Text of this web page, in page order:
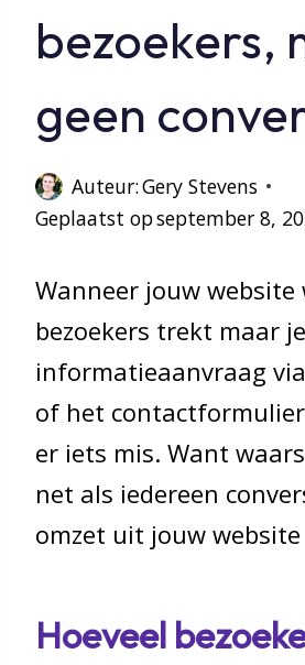
bezoekers,
geen
Auteur:Gery Stevens
Geplaatst opseptember 8,
Wanneer jouw website
bezoekers trekt maar
informatieaanvraag
of het
er iets mis. Want
net als iedereen
omzet uit jouw
Hoeveel